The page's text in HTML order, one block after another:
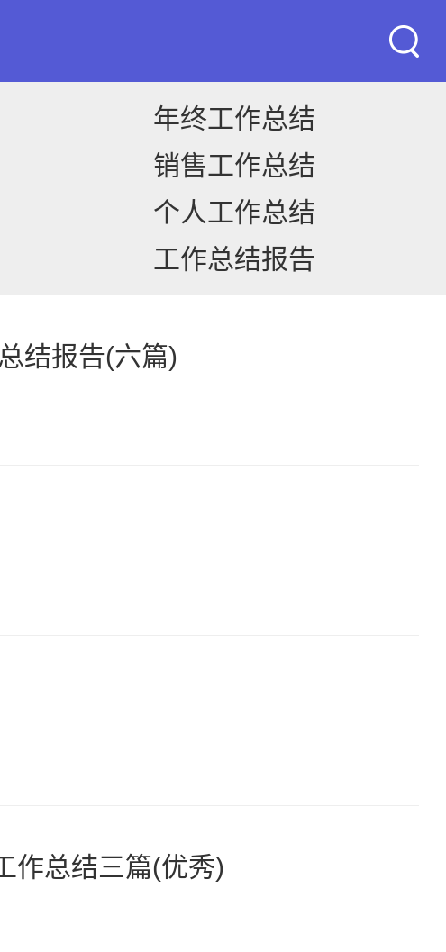
年终工作总结
销售工作总结
个人工作总结
工作总结报告
结报告(六篇)
作总结三篇(优秀)